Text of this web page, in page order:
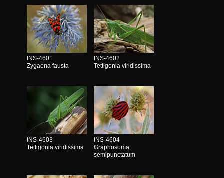
INS-4601
Zygaena fausta
INS-4602
Tettigonia viridissima
INS-4603
Tettigonia viridissima
INS-4604
Graphosoma
semipunctatum